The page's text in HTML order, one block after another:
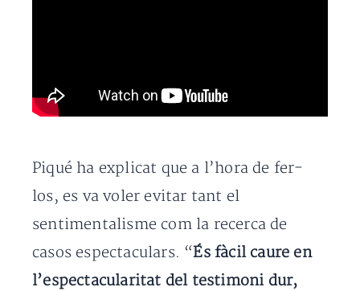
Piqué ha explicat que a l’hora de fer-
los, es va voler evitar tant el
sentimentalisme com la recerca de
casos espectaculars. “És fàcil caure en
l’espectacularitat del testimoni dur,